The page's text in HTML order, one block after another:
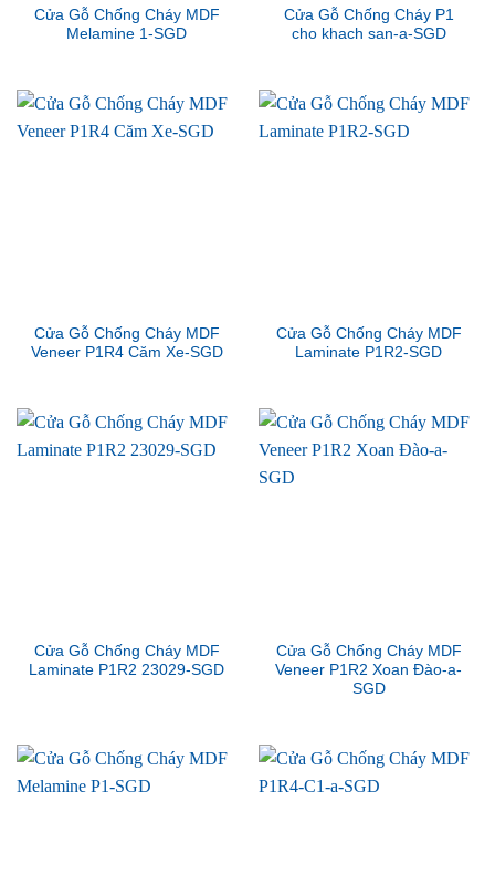
Cửa Gỗ Chống Cháy MDF
Melamine 1-SGD
Cửa Gỗ Chống Cháy P1
cho khach san-a-SGD
Cửa Gỗ Chống Cháy MDF
Veneer P1R4 Căm Xe-SGD
Cửa Gỗ Chống Cháy MDF
Laminate P1R2-SGD
Cửa Gỗ Chống Cháy MDF
Laminate P1R2 23029-SGD
Cửa Gỗ Chống Cháy MDF
Veneer P1R2 Xoan Đào-a-
SGD